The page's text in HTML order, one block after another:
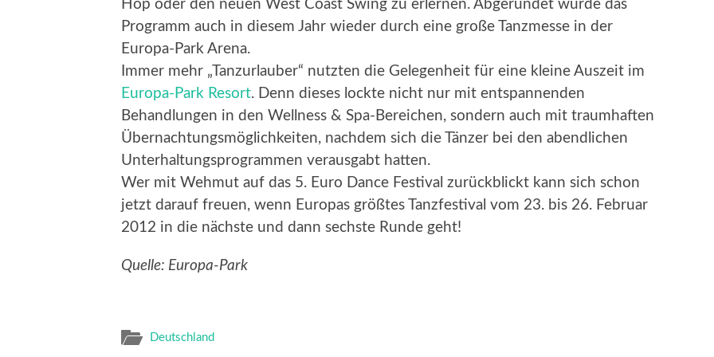
Hop oder den neuen West Coast Swing zu erlernen. Abgerundet wurde das
Programm auch in diesem Jahr wieder durch eine große Tanzmesse in der
Europa-Park Arena.
Immer mehr „Tanzurlauber“ nutzten die Gelegenheit für eine kleine Auszeit im
Europa-Park Resort. Denn dieses lockte nicht nur mit entspannenden
Behandlungen in den Wellness & Spa-Bereichen, sondern auch mit traumhaften
Übernachtungsmöglichkeiten, nachdem sich die Tänzer bei den abendlichen
Unterhaltungsprogrammen verausgabt hatten.
Wer mit Wehmut auf das 5. Euro Dance Festival zurückblickt kann sich schon
jetzt darauf freuen, wenn Europas größtes Tanzfestival vom 23. bis 26. Februar
2012 in die nächste und dann sechste Runde geht!
Quelle: Europa-Park
Deutschland